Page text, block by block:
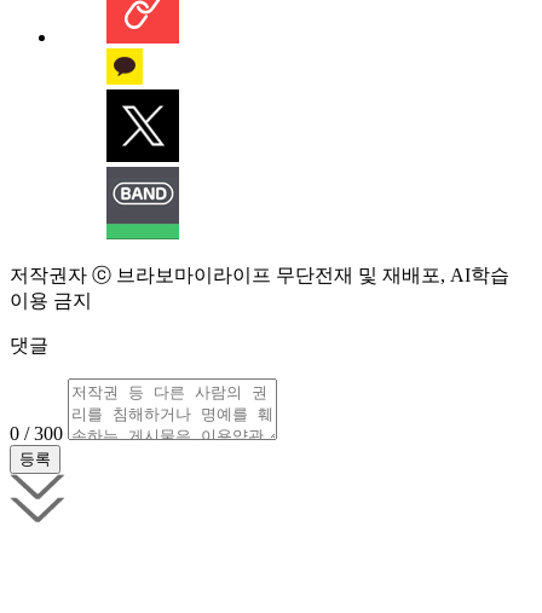
저작권자 ⓒ 브라보마이라이프 무단전재 및 재배포, AI학습
이용 금지
댓글
0 / 300